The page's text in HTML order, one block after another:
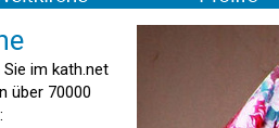
Sie im kath.net
über 70000